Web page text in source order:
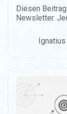
Diesen
Newsletter.